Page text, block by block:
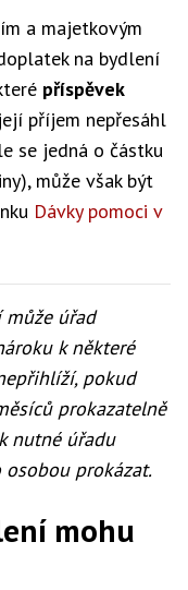
a majetkovým
na bydlení
příspěvek
příjem nepřesáhl
se jedná o částku
může však být
Dávky pomoci v
může úřad
k některé
pokud
prokazatelně
nutné úřadu
prokázat.
mohu